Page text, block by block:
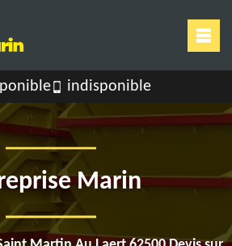
indisponible
Marin